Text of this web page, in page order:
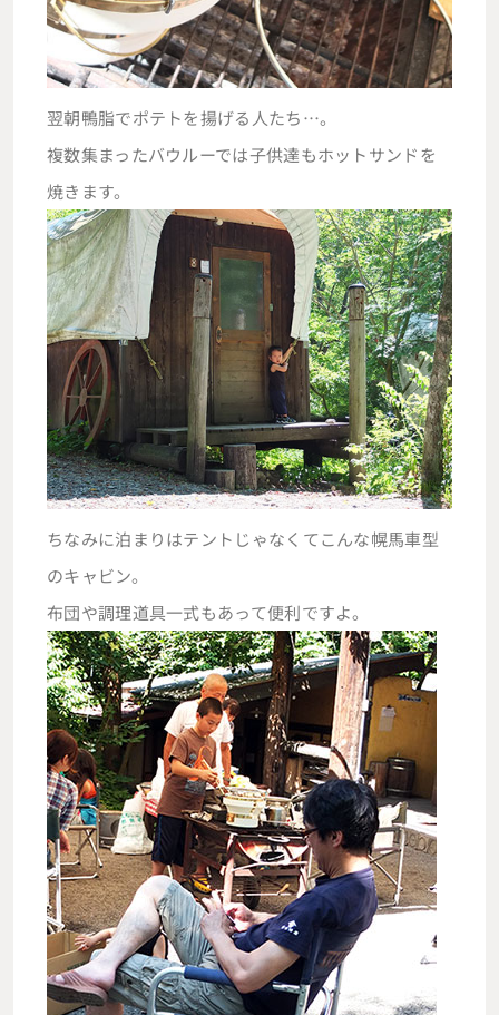
翌朝鴨脂でポテトを揚げる人たち…。
複数集まったバウルーでは子供達もホットサンドを
焼きます。
ちなみに泊まりはテントじゃなくてこんな幌馬車型
のキャビン。
布団や調理道具一式もあって便利ですよ。